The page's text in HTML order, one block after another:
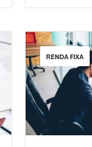
RENDA FIXA